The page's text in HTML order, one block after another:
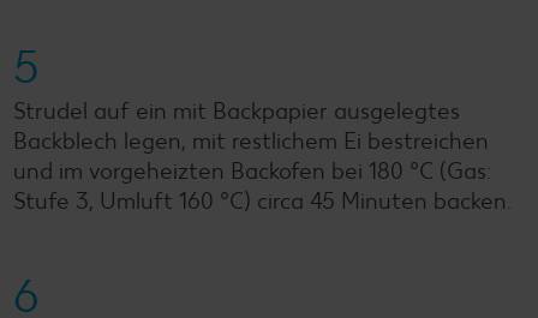
5
Strudel auf ein mit Backpapier ausgelegtes
Backblech legen, mit restlichem Ei bestreichen
und im vorgeheizten Backofen bei 180 °C (Gas:
Stufe 3, Umluft 160 °C) circa 45 Minuten backen.
6